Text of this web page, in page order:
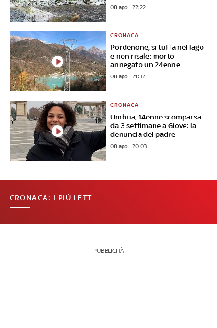
08 ago - 22:22
Pordenone, si tuffa nel lago
e non risale: morto
annegato un 24enne
CRONACA
08 ago - 21:32
Umbria, 14enne scomparsa
da 3 settimane a Giove: la
denuncia del padre
CRONACA
08 ago - 20:03
CRONACA: I PIÙ LETTI
PUBBLICITÀ